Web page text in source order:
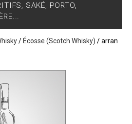
SAKÉ, PORTO,
/Écosse (Scotch Whisky) /arran